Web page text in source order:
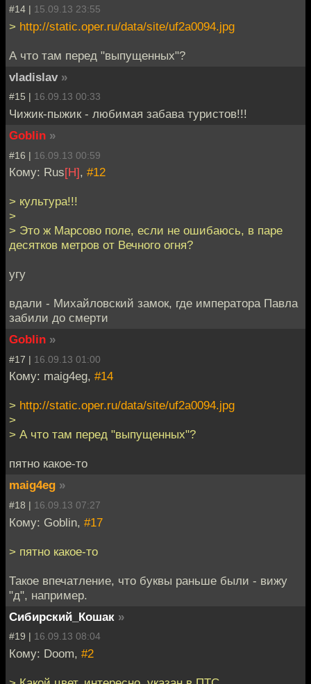
#14 | 15.09.13 23:55
> http://static.oper.ru/data/site/uf2a0094.jpg
А что там перед "выпущенных"?
vladislav »
#15 | 16.09.13 00:33
Чижик-пыжик - любимая забава туристов!!!
Goblin »
#16 | 16.09.13 00:59
Кому: Rus[H], #12
> культура!!!
>
> Это ж Марсово поле, если не ошибаюсь, в паре
десятков метров от Вечного огня?
угу
вдали - Михайловский замок, где императора Павла
забили до смерти
Goblin »
#17 | 16.09.13 01:00
Кому: maig4eg, #14
> http://static.oper.ru/data/site/uf2a0094.jpg
>
> А что там перед "выпущенных"?
пятно какое-то
maig4eg »
#18 | 16.09.13 07:27
Кому: Goblin, #17
> пятно какое-то
Такое впечатление, что буквы раньше были - вижу
"д", например.
Сибирский_Кошак »
#19 | 16.09.13 08:04
Кому: Doom, #2